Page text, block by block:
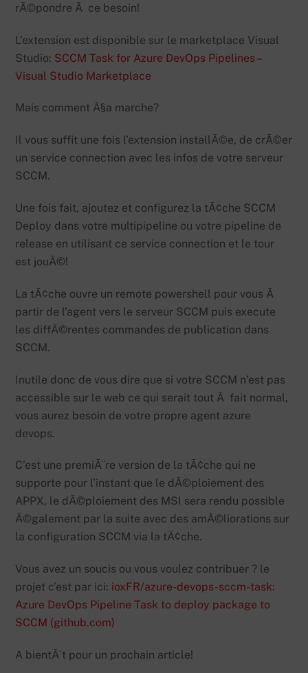
rÃ©pondre Ã ce besoin!
L’extension est disponible sur le marketplace Visual
Studio: SCCM Task for Azure DevOps Pipelines –
Visual Studio Marketplace
Mais comment Ã§a marche?
Il vous suffit une fois l’extension installÃ©e, de crÃ©er
un service connection avec les infos de votre serveur
SCCM.
Une fois fait, ajoutez et configurez la tÃ¢che SCCM
Deploy dans votre multipipeline ou votre pipeline de
release en utilisant ce service connection et le tour
est jouÃ©!
La tÃ¢che ouvre un remote powershell pour vous Ã
partir de l’agent vers le serveur SCCM puis execute
les diffÃ©rentes commandes de publication dans
SCCM.
Inutile donc de vous dire que si votre SCCM n’est pas
accessible sur le web ce qui serait tout Ã fait normal,
vous aurez besoin de votre propre agent azure
devops.
C’est une premiÃ¨re version de la tÃ¢che qui ne
supporte pour l’instant que le dÃ©ploiement des
APPX, le dÃ©ploiement des MSI sera rendu possible
Ã©galement par la suite avec des amÃ©liorations sur
la configuration SCCM via la tÃ¢che.
Vous avez un soucis ou vous voulez contribuer ? le
projet c’est par ici: ioxFR/azure-devops-sccm-task:
Azure DevOps Pipeline Task to deploy package to
SCCM (github.com)
A bientÃ´t pour un prochain article!